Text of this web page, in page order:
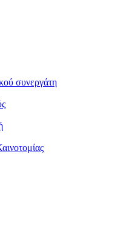
συνεργάτη